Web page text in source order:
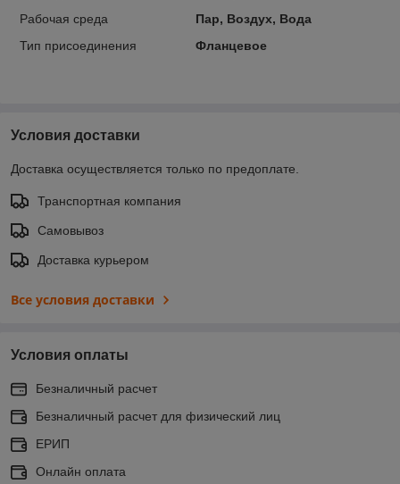
Рабочая среда
Пар, Воздух, Вода
Тип присоединения
Фланцевое
Условия доставки
Доставка осуществляется только по предоплате.
Транспортная компания
Самовывоз
Доставка курьером
Все условия доставки
Условия оплаты
Безналичный расчет
Безналичный расчет для физический лиц
ЕРИП
Онлайн оплата